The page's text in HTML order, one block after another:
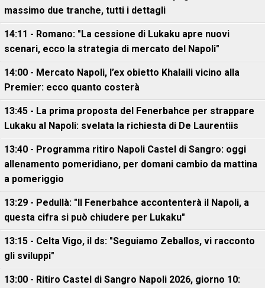
massimo due tranche, tutti i dettagli
14:11 - Romano: "La cessione di Lukaku apre nuovi
scenari, ecco la strategia di mercato del Napoli"
14:00 - Mercato Napoli, l’ex obietto Khalaili vicino alla
Premier: ecco quanto costerà
13:45 - La prima proposta del Fenerbahce per strappare
Lukaku al Napoli: svelata la richiesta di De Laurentiis
13:40 - Programma ritiro Napoli Castel di Sangro: oggi
allenamento pomeridiano, per domani cambio da mattina
a pomeriggio
13:29 - Pedullà: "Il Fenerbahce accontenterà il Napoli, a
questa cifra si può chiudere per Lukaku"
13:15 - Celta Vigo, il ds: "Seguiamo Zeballos, vi racconto
gli sviluppi"
13:00 - Ritiro Castel di Sangro Napoli 2026, giorno 10: